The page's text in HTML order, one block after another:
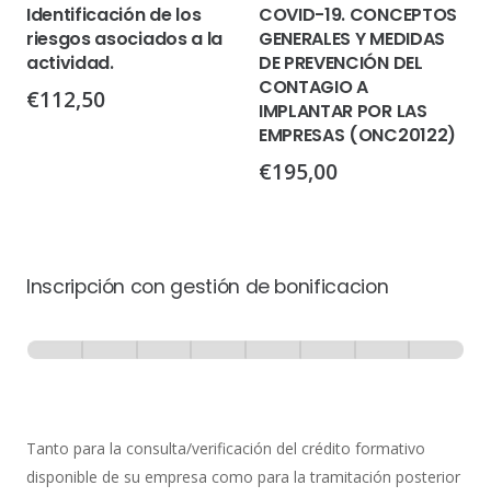
Identificación de los
riesgos asociados a la
actividad.
€112,50
COVID-19. CONCEPTOS
GENERALES Y MEDIDAS
DE PREVENCIÓN DEL
CONTAGIO A
IMPLANTAR POR LAS
EMPRESAS (ONC20122)
€195,00
Inscripción con gestión de bonificacion
-
de
Bonificación
Tanto para la consulta/verificación del crédito formativo
disponible de su empresa como para la tramitación posterior